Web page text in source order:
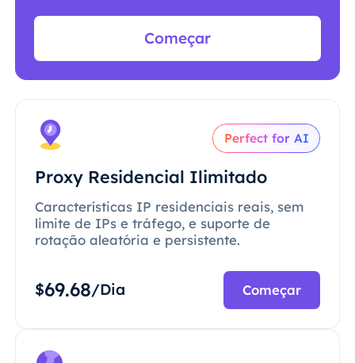
Começar
Perfect for AI
Proxy Residencial Ilimitado
Características IP residenciais reais, sem
limite de IPs e tráfego, e suporte de
rotação aleatória e persistente.
$69.68/Dia Começar